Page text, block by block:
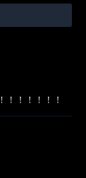
！！！！！！
－－－－⋈